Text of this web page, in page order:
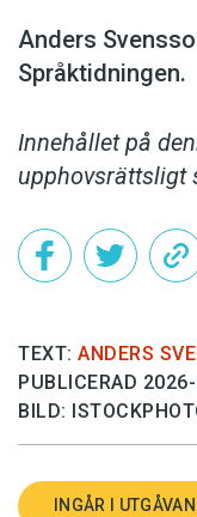
Anders
Språktidningen.
Innehållet på
upphovsrättsligt
TEXT: ANDERS
PUBLICERAD
BILD:
INGÅR I